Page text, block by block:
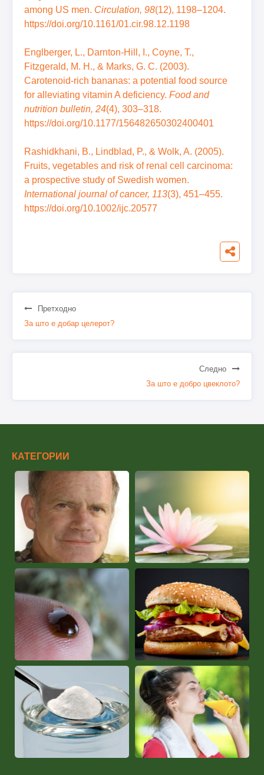
among US men. Circulation, 98(12), 1198–1204.
https://doi.org/10.1161/01.cir.98.12.1198
Englberger, L., Darnton-Hill, I., Coyne, T.,
Fitzgerald, M. H., & Marks, G. C. (2003).
Carotenoid-rich bananas: a potential food source
for alleviating vitamin A deficiency. Food and
nutrition bulletin, 24(4), 303–318.
https://doi.org/10.1177/156482650302400401
Rashidkhani, B., Lindblad, P., & Wolk, A. (2005).
Fruits, vegetables and risk of renal cell carcinoma:
a prospective study of Swedish women.
International journal of cancer, 113(3), 451–455.
https://doi.org/10.1002/ijc.20577
Претходно
За што е добар целерот?
Следно
За што е добро цвеклото?
КАТЕГОРИИ